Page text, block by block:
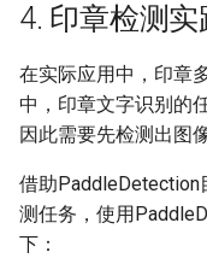
4. 印章检测实
在实际应用中，印章
中，印章文字识别的
因此需要先检测出图
借助PaddleDetection
测任务，使用
下：